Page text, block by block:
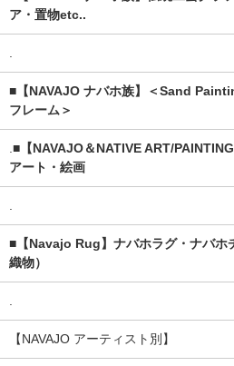
ア・置物etc..
.
■【NAVAJO ナバホ族】＜Sand
フレーム＞
.■【NAVAJO＆NATIVE ART/
アート・絵画
.
■【Navajo Rug】ナバホラグ・ナバホ
織物）
.
【NAVAJO アーティスト別】